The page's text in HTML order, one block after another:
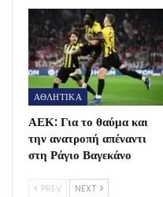
ΑΘΛΗΤΙΚΑ
ΑΕΚ: Για το θαύμα και
την ανατροπή απέναντι
στη Ράγιο Βαγεκάνο
PREV NEXT